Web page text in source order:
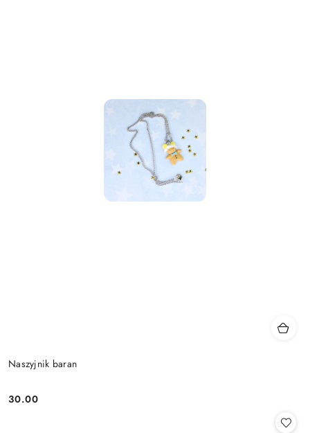
Naszyjnik baran
Cena:
30.00